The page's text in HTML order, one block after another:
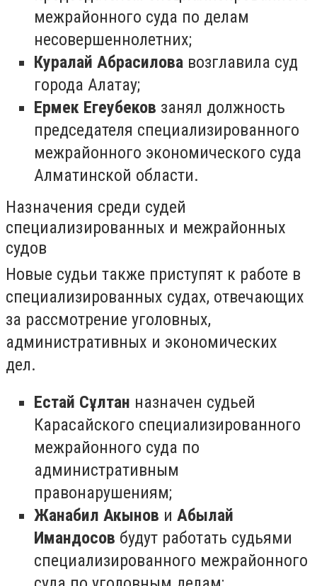
межрайонного суда по делам
несовершеннолетних;
Куралай Абрасилова возглавила суд
города Алатау;
Ермек Егеубеков занял должность
председателя специализированного
межрайонного экономического суда
Алматинской области.
Назначения среди судей
специализированных и межрайонных
судов
Новые судьи также приступят к работе в
специализированных судах, отвечающих
за рассмотрение уголовных,
административных и экономических
дел.
Естай Сұлтан назначен судьей
Карасайского специализированного
межрайонного суда по
административным
правонарушениям;
Жанабил Акынов и Абылай
Имандосов будут работать судьями
специализированного межрайонного